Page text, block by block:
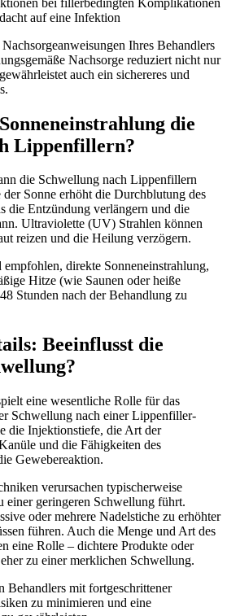
auf eine Infektion
Ihres Behandlers
Nachsorge reduziert nicht nur
auch ein sichereres und
die
Lippenfillern?
die Schwellung nach Lippenfillern
Sonne erhöht die Durchblutung des
die Entzündung verlängern und die
Ultraviolette (UV) Strahlen können
reizen und die Heilung verzögern.
direkte Sonneneinstrahlung,
Hitze (wie Saunen oder heiße
Stunden nach der Behandlung zu
Beeinflusst die
eine wesentliche Rolle für das
Schwellung nach einer Lippenfiller-
die Injektionstiefe, die Art der
und die Fähigkeiten des
Gewebereaktion.
verursachen typischerweise
einer geringeren Schwellung führt.
oder mehrere Nadelstiche zu erhöhter
führen. Auch die Menge und Art des
eine Rolle – dichtere Produkte oder
zu einer merklichen Schwellung.
Behandlers mit fortgeschrittener
zu minimieren und eine